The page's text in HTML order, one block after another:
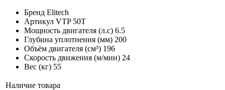
Бренд Elitech
Артикул VTP 50T
Мощность двигателя (л.с) 6.5
Глубина уплотнения (мм) 200
Объём двигателя (см³) 196
Скорость движения (м/мин) 24
Вес (кг) 55
Наличие товара